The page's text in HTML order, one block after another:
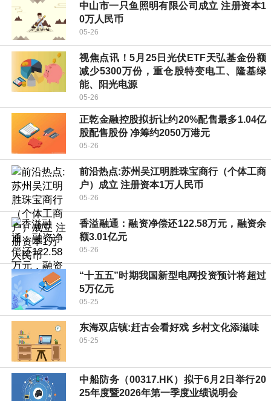
中山市一只鱼照明有限公司成立 注册资本1
0万人民币
05-26
视焦点讯！5月25日光伏ETF天弘基金份额
减少5300万份，重仓股特变电工、隆基绿
能、阳光电源
05-26
正乾金融控股拟折让约20%配售最多1.04亿
股配售股份 净筹约2050万港元
05-26
前沿热点:苏州吴江明胜珠宝商行（个体工商
户）成立 注册资本1万人民币
05-26
香溢融通：融资净偿还122.58万元，融资余
额3.01亿元
05-26
“十五五”时期我国新型电网投资预计将超过
5万亿元
05-25
东海双店镇:赶古会看好戏 乡村文化添滋味
05-25
中船防务（00317.HK）拟于6月2日举行20
25年度暨2026年第一季度业绩说明会